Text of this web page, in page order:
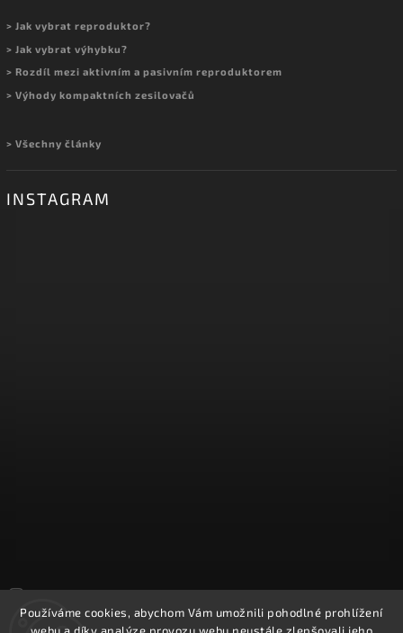
Používáme cookies, abychom Vám umožnili pohodlné prohlížení
> Jak vybrat reproduktor?
> Jak vybrat výhybku?
> Rozdíl mezi aktivním a pasivním reproduktorem
> Výhody kompaktních zesilovačů
> Všechny články
INSTAGRAM